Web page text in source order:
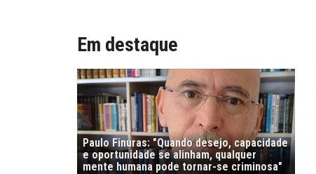
Em destaque
Paulo Finuras: "Quando desejo, capacidade
e oportunidade se alinham, qualquer
mente humana pode tornar-se criminosa"